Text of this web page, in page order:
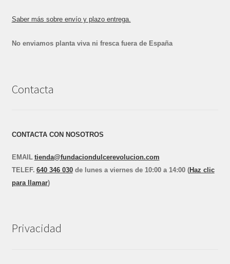
Saber más sobre envío y plazo entrega.
No enviamos planta viva ni fresca fuera de España
Contacta
CONTACTA CON NOSOTROS
EMAIL tienda@fundaciondulcerevolucion.com
TELE F. 640 346 030de lunes a viernes de 10:00 a 14:00 (Haz clic
para llamar)
Privacidad